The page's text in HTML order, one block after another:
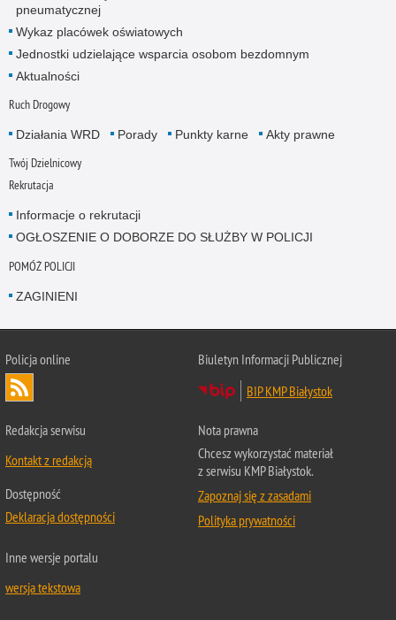
pneumatycznej
Wykaz placówek oświatowych
Jednostki udzielające wsparcia osobom bezdomnym
Aktualności
Ruch Drogowy
Działania WRD Porady Punkty karne Akty prawne
Twój Dzielnicowy
Rekrutacja
Informacje o rekrutacji
OGŁOSZENIE O DOBORZE DO SŁUŻBY W POLICJI
POMÓŻ POLICJI
ZAGINIENI
Policja online
Biuletyn Informacji Publicznej
BIP KMP Białystok
Redakcja serwisu
Kontakt z redakcją
Dostępność
Deklaracja dostępności
Nota prawna
Chcesz wykorzystać materiał
z serwisu KMP Białystok.
Zapoznaj się z zasadami
Polityka prywatności
Inne wersje portalu
wersja tekstowa